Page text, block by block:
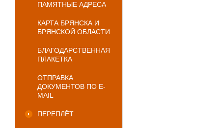
ПАМЯТНЫЕ АДРЕСА
КАРТА БРЯНСКА И
БРЯНСКОЙ ОБЛАСТИ
БЛАГОДАРСТВЕННАЯ
ПЛАКЕТКА
ОТПРАВКА
ДОКУМЕНТОВ ПО E-
MAIL
ПЕРЕПЛЁТ